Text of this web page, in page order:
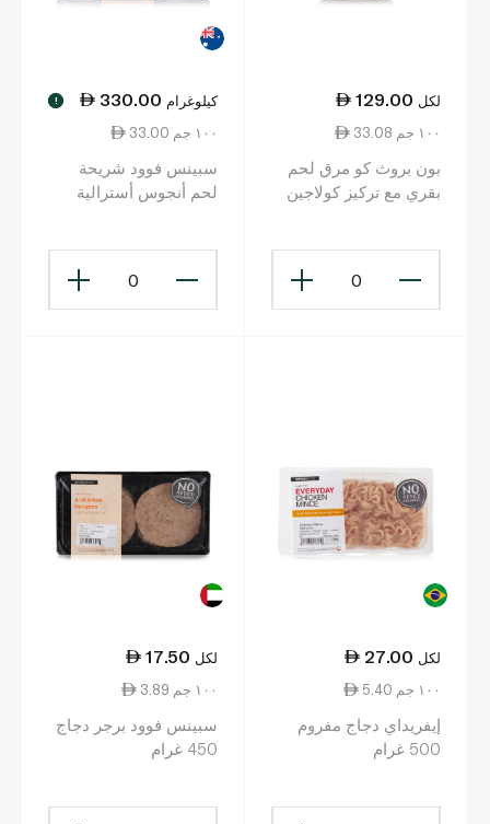
129.00 لكل
33.08 ١٠٠ جم
بون بروث كو مرق لحم
بقري مع تركيز كولاجين
0
330.00 كيلوغرام !
33.00 ١٠٠ جم
سبينس فوود شريحة
لحم أنجوس أسترالية
0
27.00 لكل
5.40 ١٠٠ جم
إيفريداي دجاج مفروم
500 غرام
17.50 لكل
3.89 ١٠٠ جم
سبينس فوود برجر دجاج
450 غرام